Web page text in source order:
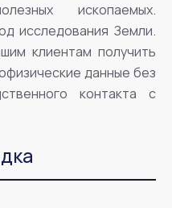
ископаемых.
исследования Земли.
клиентам получить
данные без
контакта с